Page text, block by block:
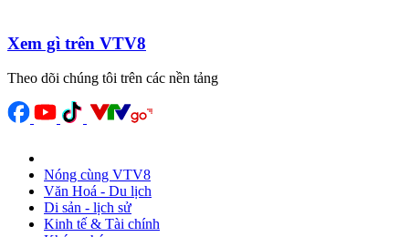
Xem gì trên VTV8
Theo dõi chúng tôi trên các nền tảng
Nóng cùng VTV8
Văn Hoá - Du lịch
Di sản - lịch sử
Kinh tế & Tài chính